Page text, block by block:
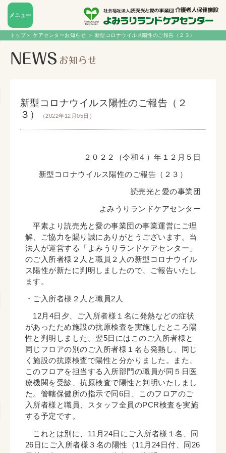
メニュー
トップ＞ケアセンターお知らせ ＞ 新型コロナウイルス陽性のご報告（２３）
新型コロナウイルス陽性のご報告（２
３）
（2022年12月05日）
２０２２（令和４）年１２月５日
新型コロナウイルス陽性のご報告（２３）
読売光と愛の事業団
よみうりランドケアセンター
平素より読売光と愛の事業団の事業運営にご理
解、ご協力を賜り誠にありがとうございます。当
法人が運営する「よみうりランドケアセンター」
のご入所者様２人と職員２人の新型コロナウイル
ス陽性が新たに判明しましたので、ご報告いたし
ます。
・ご入所者様２人と職員2人
12月4日夕、ご入所者様１名に発熱などの症状
があったため施設の抗原検査を実施したところ陽
性と判明しました。翌5日にはこのご入所者様と
同じフロアの別のご入所者様１名も発熱し、同じ
く施設の抗原検査で陽性と分かりました。また、
このフロアを担当する入所部門の職員が同５日医
療機関を受診、抗原検査で陽性と判明いたしまし
た。管轄保健所の指示で同6日、このフロアのご
入所者様と職員、スタッフ全員のPCR検査を実施
する予定です。
これとは別に、11月24日にご入所者様１名、同
26日にご入所者様３名の陽性（11月24日付、同26